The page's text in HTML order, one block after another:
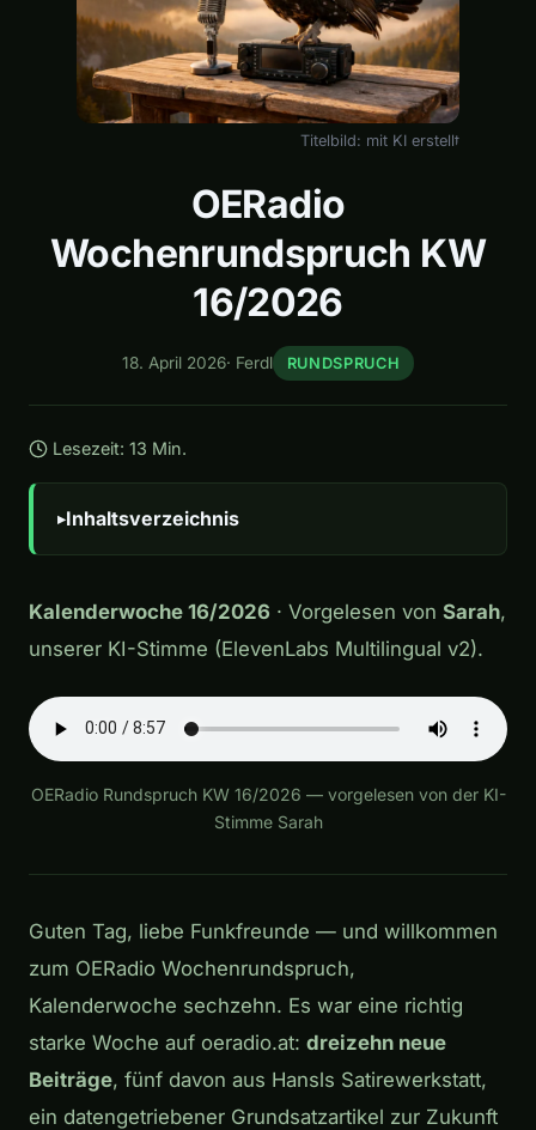
Titelbild: mit KI erstellt
OERadio
Wochenrundspruch KW
16/2026
18. April 2026· Ferdl RUNDSPRUCH
Lesezeit: 13 Min.
Inhaltsverzeichnis
Kalenderwoche 16/2026 · Vorgelesen von Sarah,
unserer KI-Stimme (ElevenLabs Multilingual v2).
OERadio Rundspruch KW 16/2026 — vorgelesen von der KI-
Stimme Sarah
Guten Tag, liebe Funkfreunde — und willkommen
zum OERadio Wochenrundspruch,
Kalenderwoche sechzehn. Es war eine richtig
starke Woche auf oeradio.at: dreizehn neue
Beiträge, fünf davon aus Hansls Satirewerkstatt,
ein datengetriebener Grundsatzartikel zur Zukunft